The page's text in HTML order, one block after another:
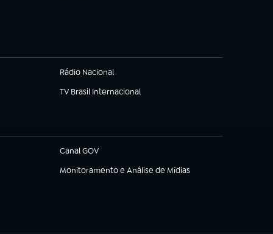
Rádio Nacional
TV Brasil Internacional
(abre em nova aba)
Canal GOV
(abre em nova aba)
Monitoramento e Análise de Mídias
(abre em nova aba)